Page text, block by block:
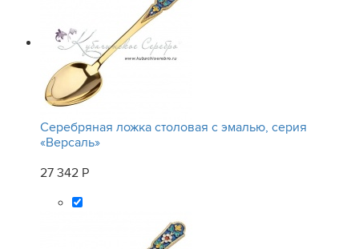
Серебряная ложка столовая с эмалью, серия
«Версаль»
27 342 Р